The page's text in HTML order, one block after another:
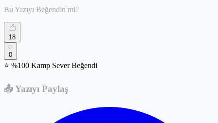
Bu Yazıyı Beğendin mi?
18
0
⭐ %100 Kamp Sever Beğendi
📤 Yazıyı Paylaş